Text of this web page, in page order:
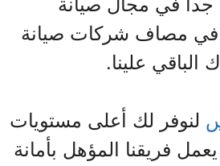
15 عاما، مما جعلها في مصاف شركات صيانة
الباقي علينا.
لنوفر لك أعلى مستويات
فريقنا المؤهل بأمانة